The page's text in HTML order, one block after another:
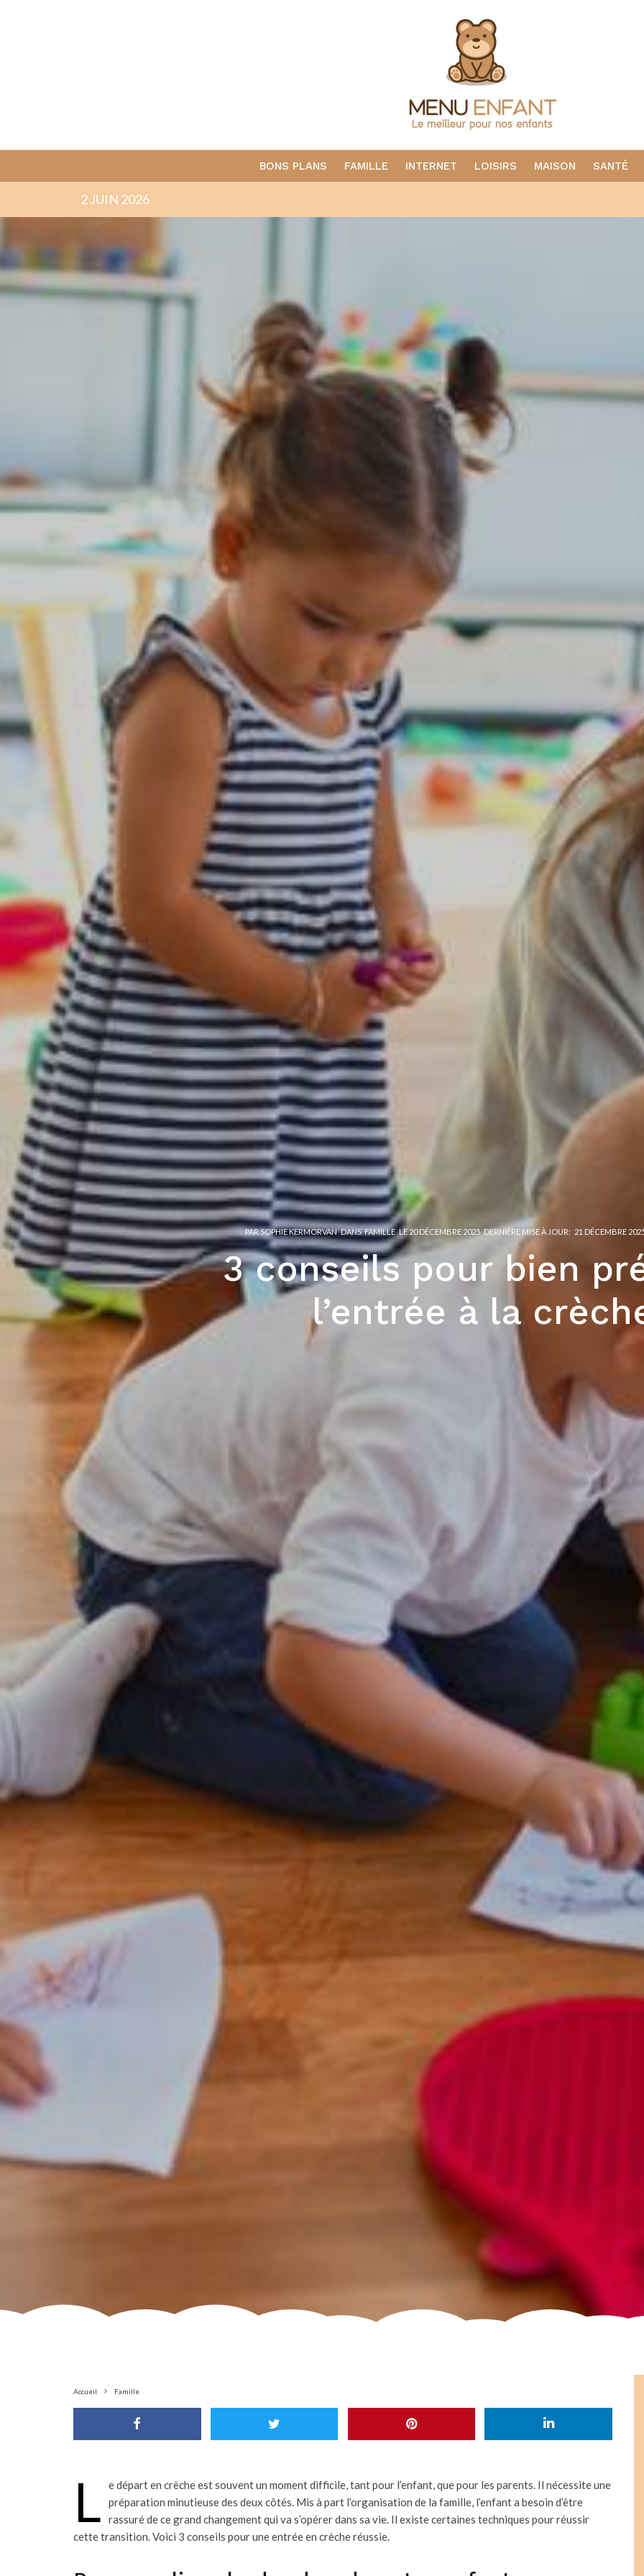
BONS PLANS FAMILLE INTERNET LOISIRS MAISON SANTÉ
2 JUIN 2026
PARSOPHIE KERMORVAN DANSFAMILLE LE20 DÉCEMBRE 2025 DERNIÈRE MISE À JOUR: 21 DÉCEMBRE
3 conseils pour bien
l’entrée à la
Accueil Famille
L
e départ en crèche est souvent un moment difficile, tant pour l’enfant, que pour les parents. Il nécessite une
préparation minutieuse des deux côtés. Mis à part l’organisation de la famille, l’enfant a besoin d’être
rassuré de ce grand changement qui va s’opérer dans sa vie. Il existe certaines techniques pour réussir
cette transition. Voici 3 conseils pour une entrée en crèche réussie.